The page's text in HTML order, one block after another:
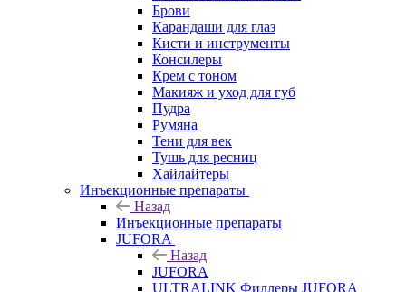
Брови
Карандаши для глаз
Кисти и инструменты
Консилеры
Крем с тоном
Макияж и уход для губ
Пудра
Румяна
Тени для век
Тушь для ресниц
Хайлайтеры
Инъекционные препараты
Назад
Инъекционные препараты
JUFORA
Назад
JUFORA
ULTRALINK Филлеры JUFORA